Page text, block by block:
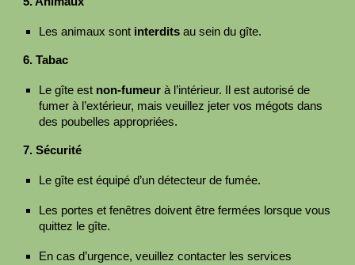
Les animaux sont interdits au sein du gîte.
6. Tabac
Le gîte est non-fumeur à l’intérieur. Il est autorisé de
fumer à l’extérieur, mais veuillez jeter vos mégots dans
des poubelles appropriées.
7. Sécurité
Le gîte est équipé d’un détecteur de fumée.
Les portes et fenêtres doivent être fermées lorsque vous
quittez le gîte.
En cas d’urgence, veuillez contacter les services